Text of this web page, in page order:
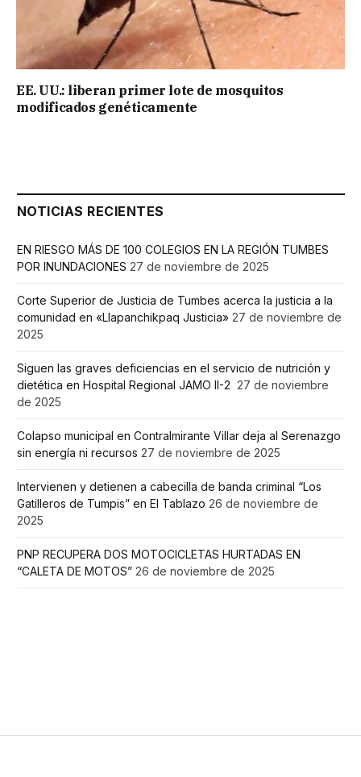
EE. UU.: liberan primer lote de mosquitos
modificados genéticamente
NOTICIAS RECIENTES
EN RIESGO MÁS DE 100 COLEGIOS EN LA REGIÓN TUMBES
POR INUNDACIONES 27 de noviembre de 2025
Corte Superior de Justicia de Tumbes acerca la justicia a la
comunidad en «Llapanchikpaq Justicia» 27 de noviembre de
2025
Siguen las graves deficiencias en el servicio de nutrición y
dietética en Hospital Regional JAMO II-2 27 de noviembre
de 2025
Colapso municipal en Contralmirante Villar deja al Serenazgo
sin energía ni recursos 27 de noviembre de 2025
Intervienen y detienen a cabecilla de banda criminal “Los
Gatilleros de Tumpis” en El Tablazo 26 de noviembre de
2025
PNP RECUPERA DOS MOTOCICLETAS HURTADAS EN
“CALETA DE MOTOS” 26 de noviembre de 2025